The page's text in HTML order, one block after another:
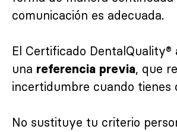
comunicación es adecuada.
El Certificado DentalQuality®
una referencia previa, que
incertidumbre cuando tienes
No sustituye tu criterio